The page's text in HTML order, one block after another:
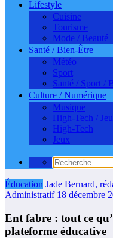
Lifestyle
Cuisine
Tourisme
Mode / Beauté
Santé / Bien-Être
Météo
Sport
Santé / Sport /
Culture / Numérique
Musique
High-Tech /
High-Tech
Jeux
Éducation Jade Bernard,
Administratif 18 décembre
Ent fabre : tout ce
plateforme éducative